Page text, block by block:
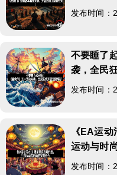
发布时间：
不要睡了
袭，全民
发布时间：
《EA运
运动与时
发布时间：